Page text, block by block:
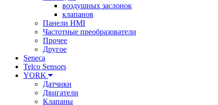
воздушных заслонок
клапанов
Панели HMI
Частотные преобразователи
Прочее
Другое
Seneca
Telco Sensors
YORK
Датчики
Двигатели
Клапаны